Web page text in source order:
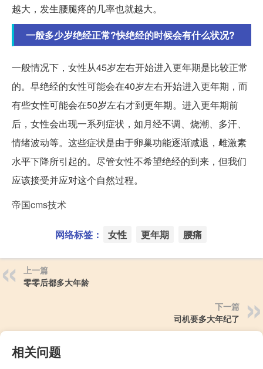
越大，发生腰腿疼的几率也就越大。
一般多少岁绝经正常?快绝经的时候会有什么状况?
一般情况下，女性从45岁左右开始进入更年期是比较正常
的。早绝经的女性可能会在40岁左右开始进入更年期，而
有些女性可能会在50岁左右才到更年期。进入更年期前
后，女性会出现一系列症状，如月经不调、烧潮、多汗、
情绪波动等。这些症状是由于卵巢功能逐渐减退，雌激素
水平下降所引起的。尽管女性不希望绝经的到来，但我们
应该接受并应对这个自然过程。
帝国cms技术
网络标签： 女性 更年期 腰痛
上一篇
零零后都多大年龄
下一篇
司机要多大年纪了
相关问题